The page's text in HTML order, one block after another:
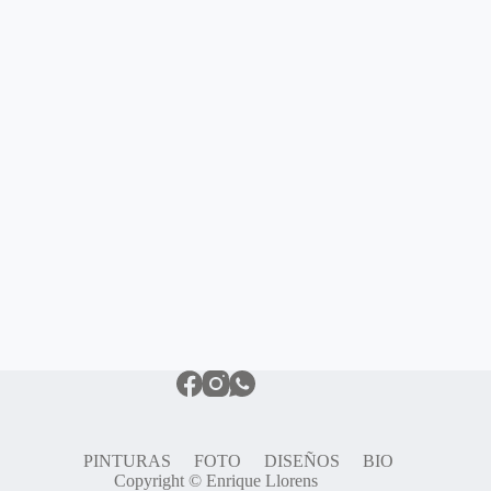
PINTURAS FOTO DISEÑOS
BIO
Copyright © Enrique Llorens